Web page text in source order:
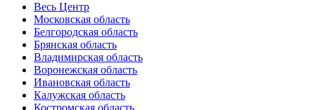
Весь Центр
Московская область
Белгородская область
Брянская область
Владимирская область
Воронежская область
Ивановская область
Калужская область
Костромская область